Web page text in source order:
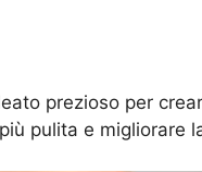
prezioso per
pulita e migliorare